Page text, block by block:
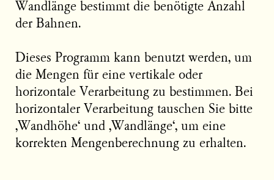
Wandlänge bestimmt die benötigte Anzahl
der Bahnen.
Dieses Programm kann benutzt werden, um
die Mengen für eine vertikale oder
horizontale Verarbeitung zu bestimmen. Bei
horizontaler Verarbeitung tauschen Sie bitte
‚Wandhöhe‘ und ‚Wandlänge‘, um eine
korrekten Mengenberechnung zu erhalten.